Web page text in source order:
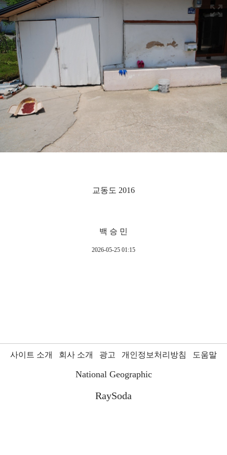
교동도 2016
백 승 민
2026-05-25 01:15
사이트 소개 회사 소개 광고 개인정보처리방침 도움말
National Geographic
RaySoda